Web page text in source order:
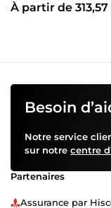
À partir de 313,57
Besoin
Notre service
sur notre centre
Partenaires
Assurance par